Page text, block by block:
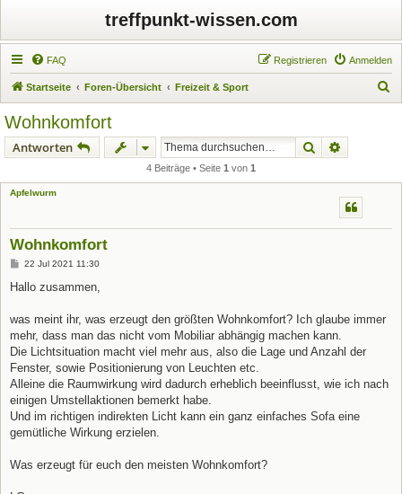
treffpunkt-wissen.com
FAQ Anmelden
Registrieren
Startseite Foren-Übersicht Freizeit & Sport
Wohnkomfort
Antworten Suche
4 Beiträge • Seite 1 von 1
Apfelwurm
Wohnkomfort
B
i
a
22 Jul 2021 11:30
Hallo zusammen,
was meint ihr, was erzeugt den größten Wohnkomfort? Ich glaube immer
mehr, dass man das nicht vom Mobiliar abhängig machen kann.
Die Lichtsituation macht viel mehr aus, also die Lage und Anzahl der
Fenster, sowie Positionierung von Leuchten etc.
Alleine die Raumwirkung wird dadurch erheblich beeinflusst, wie ich nach
einigen Umstellaktionen bemerkt habe.
Und im richtigen indirekten Licht kann ein ganz einfaches Sofa eine
gemütliche Wirkung erzielen.
Was erzeugt für euch den meisten Wohnkomfort?